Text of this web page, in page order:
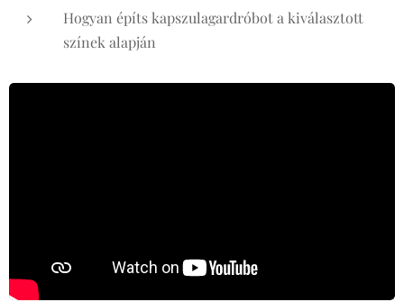
Hogyan építs kapszulagardróbot a kiválasztott
színek alapján